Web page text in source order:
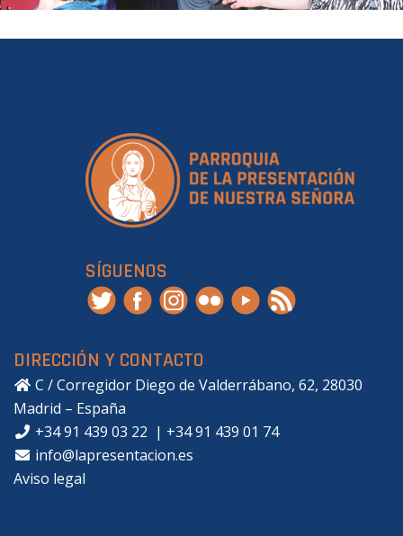
SÍGUENOS
DIRECCIÓN Y CONTACTO
C / Corregidor Diego de Valderrábano, 62, 28030
Madrid – España
+34 91 439 03 22 | +34 91 439 01 74
info@lapresentacion.es
Aviso legal